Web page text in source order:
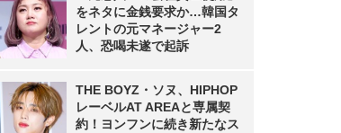
をネタに金銭要求か…韓国タ
レントの元マネージャー2
人、恐喝未遂で起訴
THE BOYZ・ソヌ、HIPHOP
レーベルAT AREAと専属契
約！ヨンフンに続き新たなス